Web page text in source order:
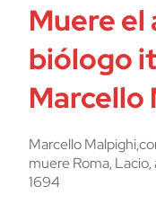
Muere
biólogo
Marcello
Marcello
muere Roma,
1694